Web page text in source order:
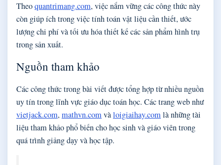
Theoquantrimang.com, việc nắm vững các công thức này
còn giúp ích trong việc tính toán vật liệu cần thiết, ước
lượng chi phí và tối ưu hóa thiết kế các sản phẩm hình trụ
trong sản xuất.
Nguồn tham khảo
Các công thức trong bài viết được tổng hợp từ nhiều nguồn
uy tín trong lĩnh vực giáo dục toán học. Các trang web như
vietjack.com, mathvn.comvàloigiaihay.comlà những tài
liệu tham khảo phổ biến cho học sinh và giáo viên trong
quá trình giảng dạy và học tập.